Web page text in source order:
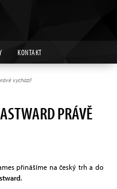
KONTAKT
vychází!
PRÁVĚ
přinášíme na český trh a do
.